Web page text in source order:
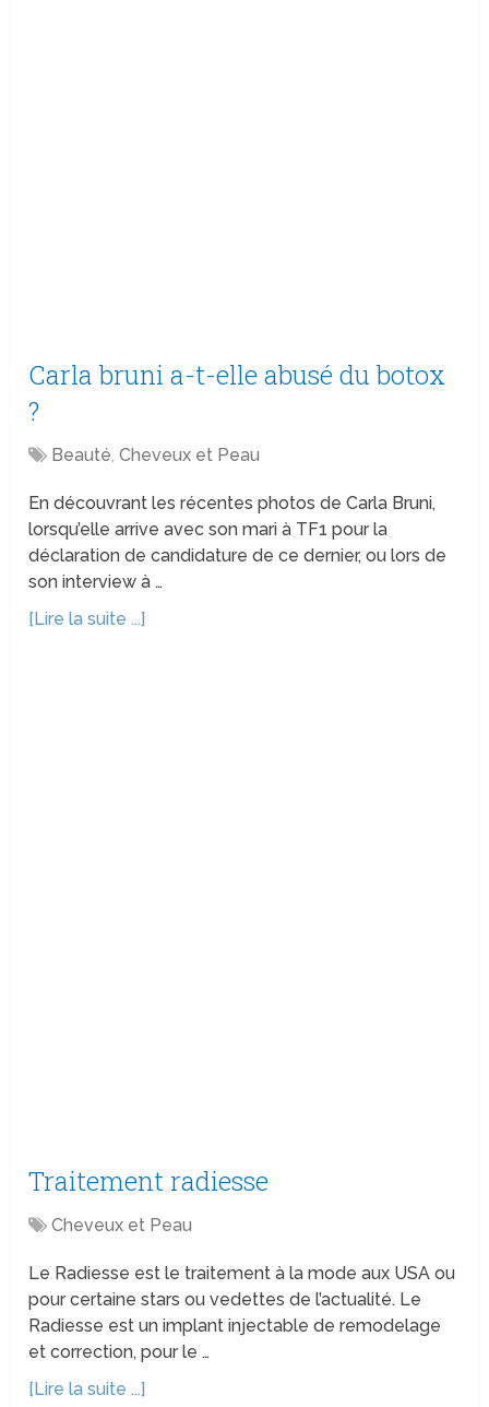
Carla bruni a-t-elle abusé du botox
?
Beauté,Cheveux et Peau
En découvrant les récentes photos de Carla Bruni,
lorsqu’elle arrive avec son mari à TF1 pour la
déclaration de candidature de ce dernier, ou lors de
son interview à …
[Lire la suite ...]
Traitement radiesse
Cheveux et Peau
Le Radiesse est le traitement à la mode aux USA ou
pour certaine stars ou vedettes de l’actualité. Le
Radiesse est un implant injectable de remodelage
et correction, pour le …
[Lire la suite ...]